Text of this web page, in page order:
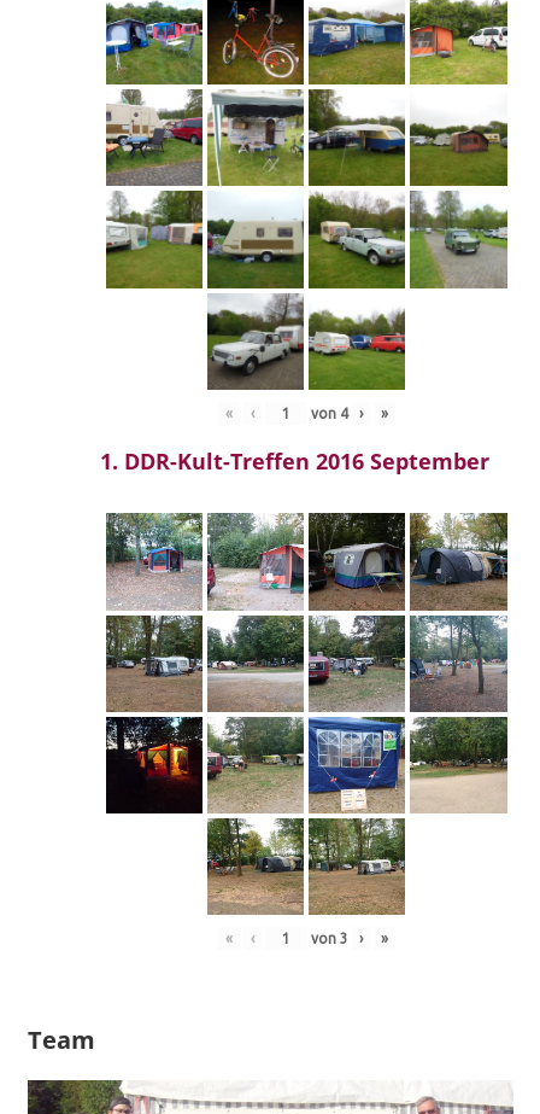
« ‹ von 4 › »
1. DDR-Kult-Treffen 2016 September
« ‹ von 3 › »
Team